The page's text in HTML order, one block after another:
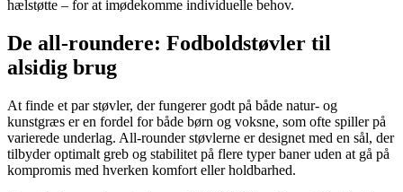
hælstøtte – for at imødekomme individuelle behov.
De all-roundere: Fodboldstøvler til
alsidig brug
At finde et par støvler, der fungerer godt på både natur- og
kunstgræs er en fordel for både børn og voksne, som ofte spiller på
varierede underlag. All-rounder støvlerne er designet med en sål, der
tilbyder optimalt greb og stabilitet på flere typer baner uden at gå på
kompromis med hverken komfort eller holdbarhed.